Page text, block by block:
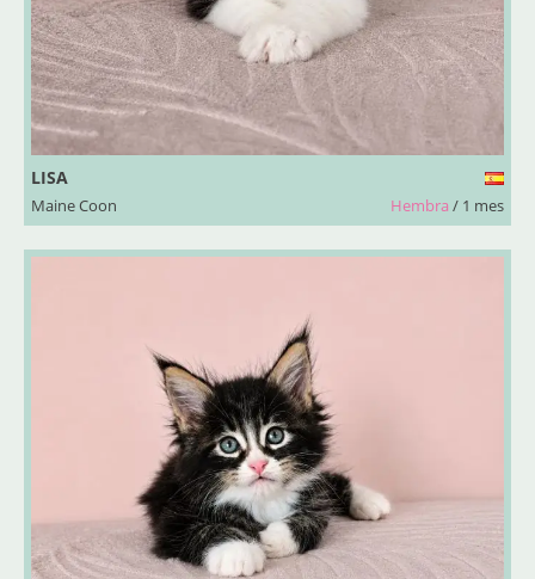
LISA
Maine Coon Hembra / 1 mes